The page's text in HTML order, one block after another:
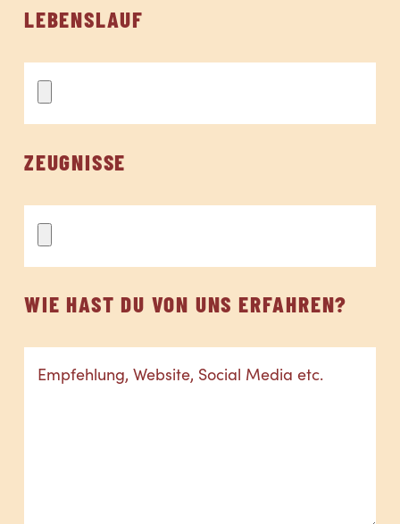
LEBENSLAUF
ZEUGNISSE
WIE HAST DU VON UNS ERFAHREN?